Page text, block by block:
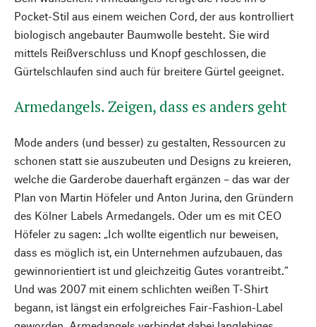
Pocket-Stil aus einem weichen Cord, der aus kontrolliert
biologisch angebauter Baumwolle besteht. Sie wird
mittels Reißverschluss und Knopf geschlossen, die
Gürtelschlaufen sind auch für breitere Gürtel geeignet.
Armedangels. Zeigen, dass es anders geht
Mode anders (und besser) zu gestalten, Ressourcen zu
schonen statt sie auszubeuten und Designs zu kreieren,
welche die Garderobe dauerhaft ergänzen – das war der
Plan von Martin Höfeler und Anton Jurina, den Gründern
des Kölner Labels Armedangels. Oder um es mit CEO
Höfeler zu sagen: „Ich wollte eigentlich nur beweisen,
dass es möglich ist, ein Unternehmen aufzubauen, das
gewinnorientiert ist und gleichzeitig Gutes vorantreibt.“
Und was 2007 mit einem schlichten weißen T-Shirt
begann, ist längst ein erfolgreiches Fair-Fashion-Label